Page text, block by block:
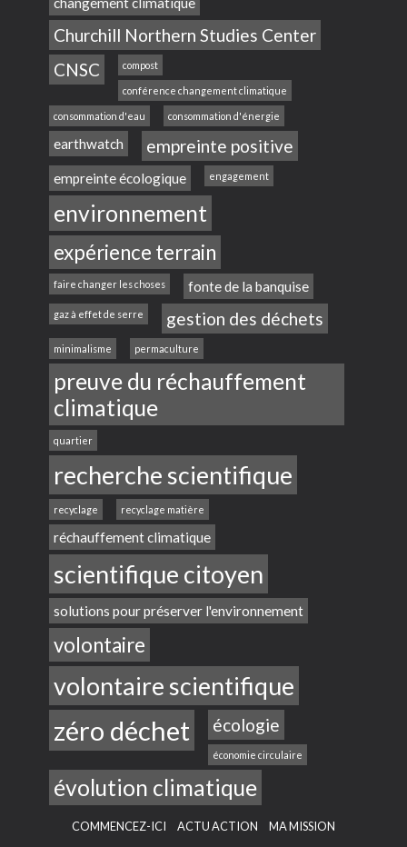
Churchill Northern Studies Center
CNSC
compost
conférence changement climatique
consommation d'eau consommation d'énergie
earthwatch empreinte positive
empreinte écologique engagement
environnement
expérience terrain
faire changer les choses fonte de la banquise
gaz à effet de serre gestion des déchets
minimalisme permaculture
preuve du réchauffement
climatique
quartier
recherche scientifique
recyclage recyclage matière
réchauffement climatique
scientifique citoyen
solutions pour préserver l'environnement
volontaire
volontaire scientifique
zéro déchet écologie
économie circulaire
évolution climatique
COMMENCEZ-ICI ACTU ACTION MA MISSION